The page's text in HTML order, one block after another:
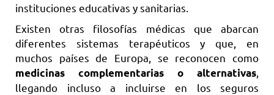
instituciones educativas y sanitarias.
Existen otras filosofías médicas que abarcan
diferentes sistemas terapéuticos y que, en
muchos países de Europa, se reconocen como
medicinas complementarias o alternativas
llegando incluso a incluirse en los seguros